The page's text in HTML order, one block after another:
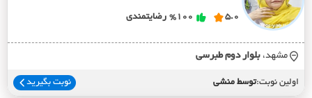
5.0
%100 رضایتمندی
مشهد، بلوار دوم طبرسي
اولین نوبت:توسط منشی نوبت بگیرید